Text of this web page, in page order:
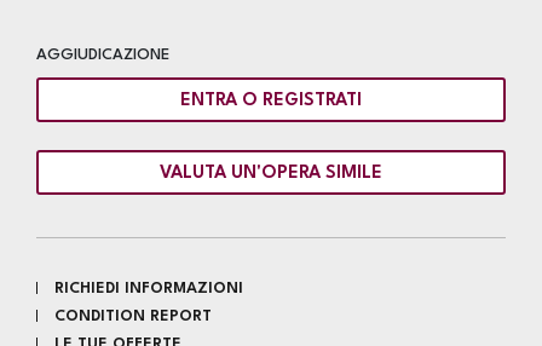
AGGIUDICAZIONE
ENTRA O REGISTRATI
VALUTA UN'OPERA SIMILE
RICHIEDI INFORMAZIONI
CONDITION REPORT